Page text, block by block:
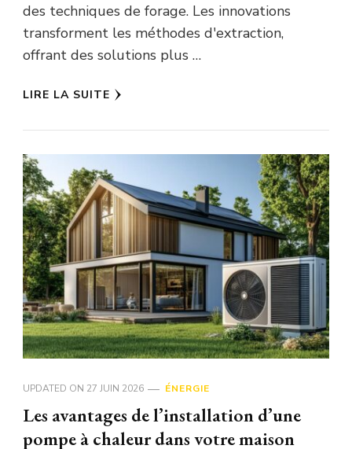
des techniques de forage. Les innovations
transforment les méthodes d'extraction,
offrant des solutions plus …
LIRE LA SUITE
UPDATED ON 27 JUIN 2026 ÉNERGIE
Les avantages de l’installation d’une
pompe à chaleur dans votre maison